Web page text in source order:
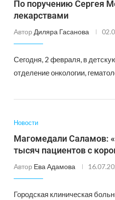
По поручению Сергея
лекарствами
Автор Диляра Гасанова
Сегодня, 2 февраля, в
отделение онкологии,
Новости
Магомедали Саламов:
тысяч пациентов с
Автор Ева Адамова
Городская клиническая